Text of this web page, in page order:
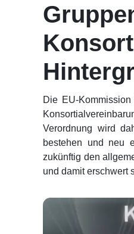
Die EU-
Verordnung wird
bestehen und neu
zukünftig den
und damit erschwert